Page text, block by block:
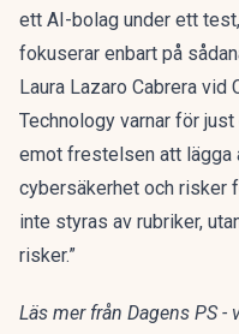
ett AI-bolag under ett
fokuserar enbart på
Laura Lazaro Cabrera
Technology varnar för
emot frestelsen att
cybersäkerhet och risker
inte styras av rubriker,
risker.”
Läs mer från Dagens PS -